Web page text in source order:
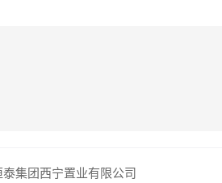
泰集团西宁置业有限公司